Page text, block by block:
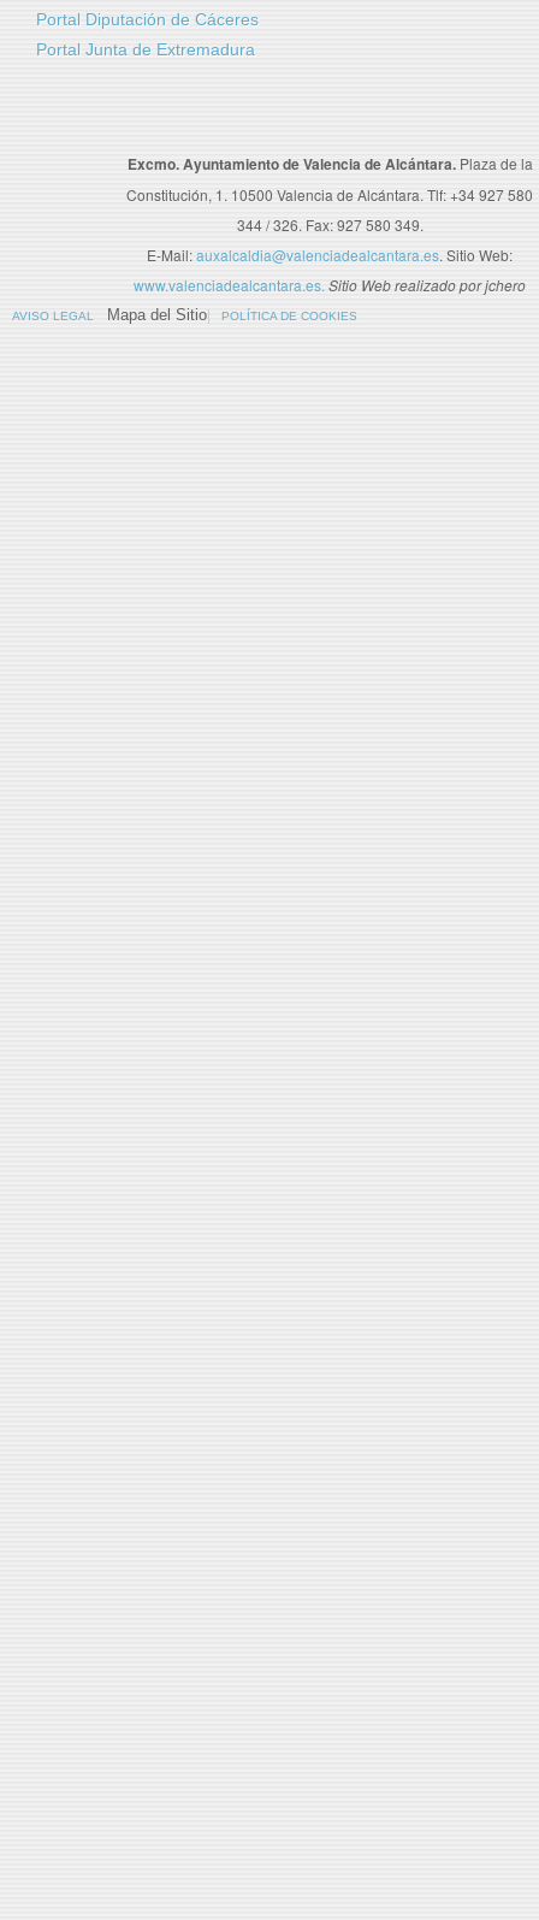
Portal Diputación de Cáceres
Portal Junta de Extremadura
Excmo. Ayuntamiento de Valencia de Alcántara. Plaza de la
Constitución, 1. 10500 Valencia de Alcántara. Tlf: +34 927 580
344 / 326. Fax: 927 580 349.
E-Mail:auxalcaldia@valenciadealcantara.es. Sitio Web:
www.valenciadealcantara.es. Sitio Web realizado por jchero
AVISO LEGAL Mapa del Sitio POLÍTICA DE COOKIES